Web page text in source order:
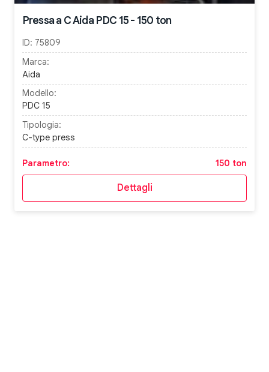
Pressa a C Aida PDC 15 - 150 ton
ID: 75809
Marca:
Aida
Modello:
PDC 15
Tipologia:
C-type press
Parametro: 150 ton
Dettagli